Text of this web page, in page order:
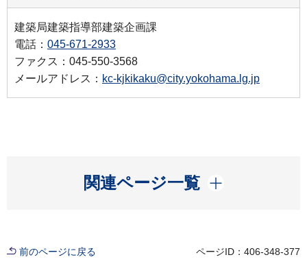
建築局建築指導部建築企画課
電話： 045-671-2933
ファクス：045-550-3568
メールアドレス： kc-kjkikaku@city.yokohama.lg.jp
関連ページ一覧
開く
前のページに戻る ページID：406-348-377